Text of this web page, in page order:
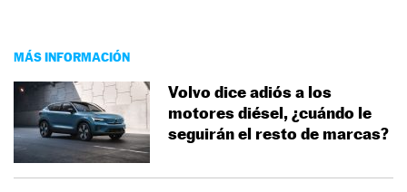
MÁS INFORMACIÓN
Volvo dice adiós a los
motores diésel, ¿cuándo le
seguirán el resto de marcas?